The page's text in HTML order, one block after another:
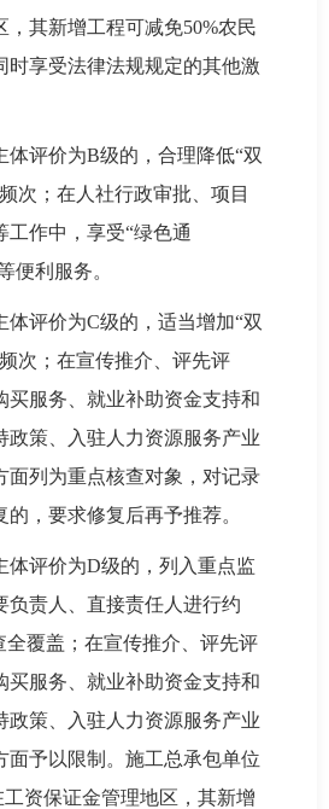
，其新增工程可减免50%农民
时享受法律法规规定的其他激
体评价为B级的，合理降低“双
次；在人社行政审批、项目
工作中，享受“绿色通
便利服务。
体评价为C级的，适当增加“双
次；在宣传推介、评先评
买服务、就业补助资金支持和
政策、入驻人力资源服务产业
面列为重点核查对象，对记录
，要求修复后再予推荐。
体评价为D级的，列入重点监
负责人、直接责任人进行约
全覆盖；在宣传推介、评先评
买服务、就业补助资金支持和
政策、入驻人力资源服务产业
面予以限制。施工总承包单位
资保证金管理地区，其新增